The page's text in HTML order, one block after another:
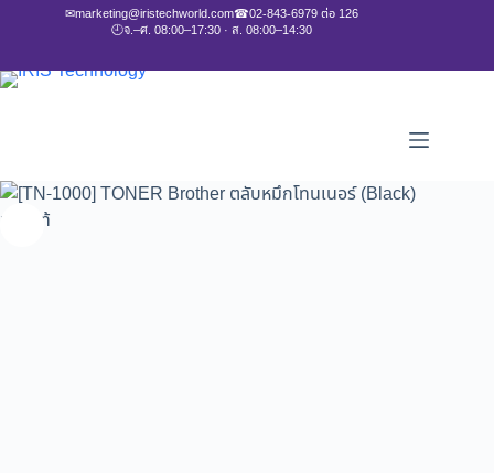
✉marketing@iristechworld.com☎02-843-6979 ต่อ 126
🕘จ.–ศ. 08:00–17:30 · ส. 08:00–14:30